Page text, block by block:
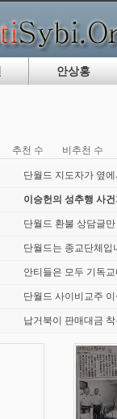
안상홍
추천 수 비추천 수
단월드 지도자가 옆
이승헌의 성추행 사
단월드 환불 상담글
단월드는 종교단체입
안티들은 모두 기독
단월드 사이비교주
납거북이 판매대금